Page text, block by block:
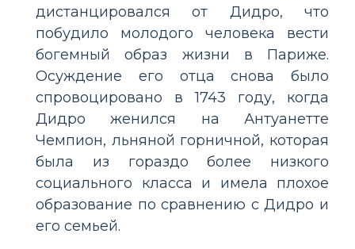
дистанцировался от Дидро, что
побудило молодого человека вести
богемный образ жизни в Париже.
Осуждение его отца снова было
спровоцировано в 1743 году, когда
Дидро женился на Антуанетте
Чемпион, льняной горничной, которая
была из гораздо более низкого
социального класса и имела плохое
образование по сравнению с Дидро и
его семьей.